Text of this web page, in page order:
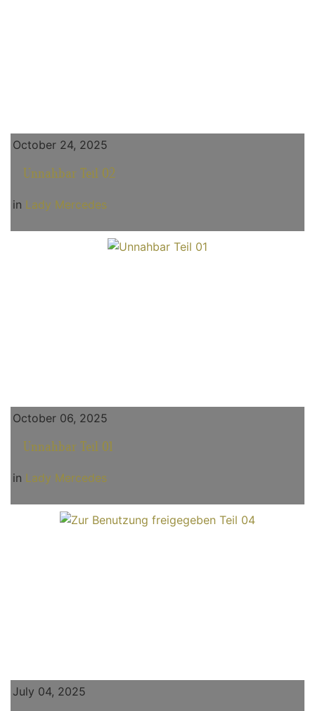
October 24, 2025
Unnahbar Teil 02
in Lady Mercedes
October 06, 2025
Unnahbar Teil 01
in Lady Mercedes
July 04, 2025